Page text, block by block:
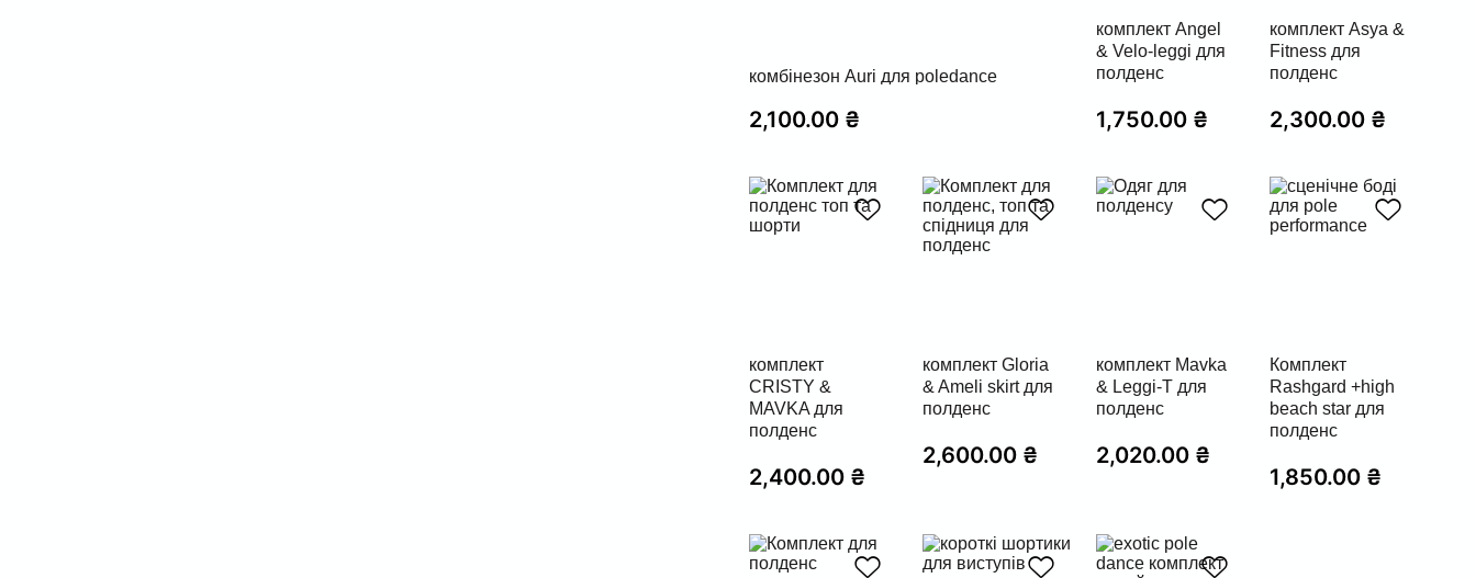
комбінезон Auri для poledance
2,100.00 ₴
комплект Angel
& Velo-leggi для
полденс
1,750.00 ₴
комплект Asya &
Fitness для
полденс
2,300.00 ₴
комплект
CRISTY &
MAVKA для
полденс
2,400.00 ₴
комплект Gloria
& Ameli skirt для
полденс
2,600.00 ₴
комплект Mavka
& Leggi-T для
полденс
2,020.00 ₴
Комплект
Rashgard +high
beach star для
полденс
1,850.00 ₴